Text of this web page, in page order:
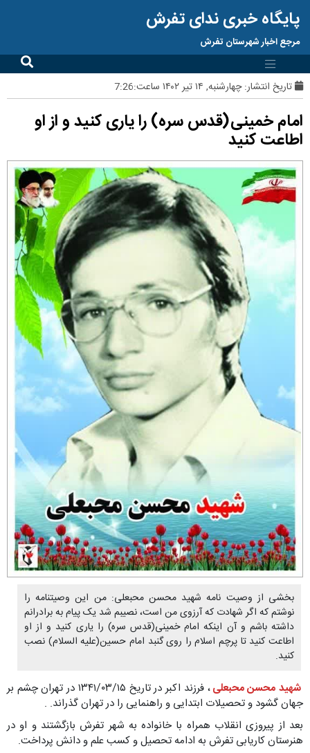
پایگاه خبری ندای تفرش
مرجع اخبار شهرستان تفرش
تاریخ انتشار:چهارشنبه, ۱۴ تیر ۱۴۰۲ ساعت:7:26
امام خمینی(قدس سره) را یاری کنید و از او
اطاعت کنید
بخشی از وصیت نامه شهید محسن محبعلی: من این وصیتنامه را
نوشتم که اگر شهادت که آرزوی من است، نصیبم شد یک پیام به برادرانم
داشته باشم و آن اینکه امام خمینی(قدس سره) را یاری کنید و از او
اطاعت کنید تا پرچم اسلام را روی گنبد امام حسین(علیه السلام) نصب
کنید.
شهید محسن محبعلی
، فرزند اکبر در تاریخ ۱۳۴۱/۰۳/۱۵ در تهران چشم بر
جهان گشود و تحصیلات ابتدایی و راهنمایی را در تهران گذراند. .
بعد از پیروزی انقلاب همراه با خانواده به شهر تفرش بازگشتند و او در
هنرستان کاریابی تفرش به ادامه تحصیل و کسب علم و دانش پرداخت.